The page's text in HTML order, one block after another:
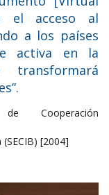
el acceso al
a los países
activa en la
transformará
Cooperación
[2004]